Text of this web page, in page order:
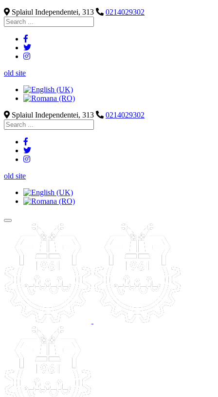
Splaiul Independentei, 313
0214029302
old site
Splaiul Independentei, 313 0214029302
old site